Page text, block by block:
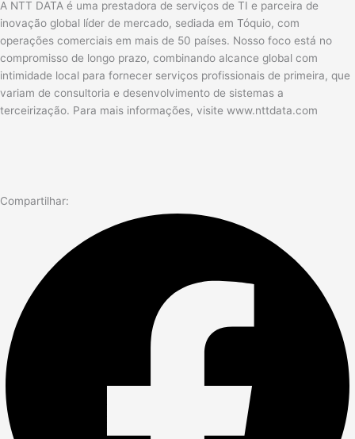
A NTT DATA é uma prestadora de serviços de TI e parceira de
inovação global líder de mercado, sediada em Tóquio, com
operações comerciais em mais de 50 países. Nosso foco está no
compromisso de longo prazo, combinando alcance global com
intimidade local para fornecer serviços profissionais de primeira, que
variam de consultoria e desenvolvimento de sistemas a
terceirização. Para mais informações, visite www.nttdata.com
Compartilhar: